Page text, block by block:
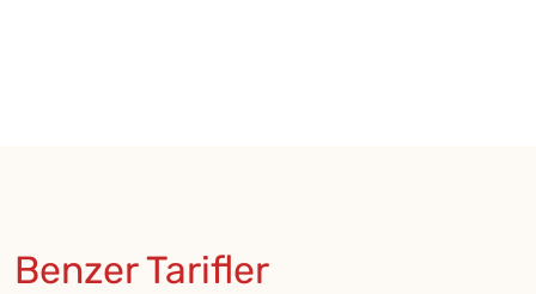
Benzer Tarifler